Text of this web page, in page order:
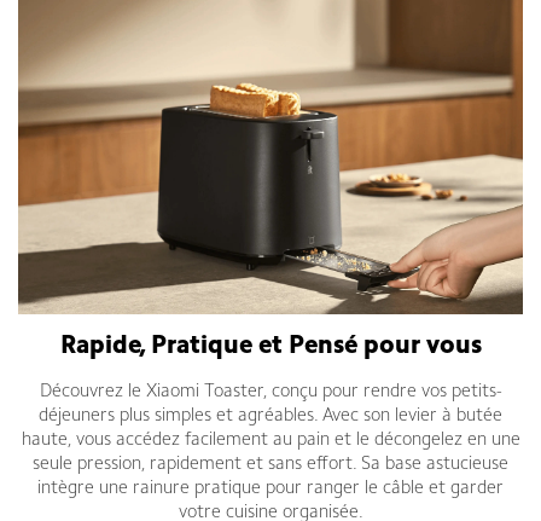
Rapide, Pratique et Pensé pour vous
Découvrez le Xiaomi Toaster, conçu pour rendre vos petits-
déjeuners plus simples et agréables. Avec son levier à butée
haute, vous accédez facilement au pain et le décongelez en une
seule pression, rapidement et sans effort. Sa base astucieuse
intègre une rainure pratique pour ranger le câble et garder
votre cuisine organisée.